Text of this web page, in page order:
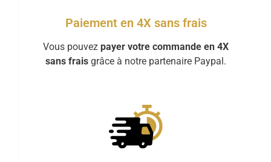
Paiement en 4X sans frais
Vous pouvez payer votre commande en 4X
sans frais grâce à notre partenaire Paypal.